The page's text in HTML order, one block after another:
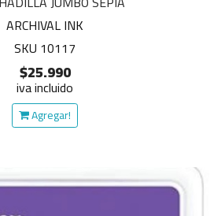
ARCHIVAL INK
SKU 10117
$25.990
iva incluido
Agregar!